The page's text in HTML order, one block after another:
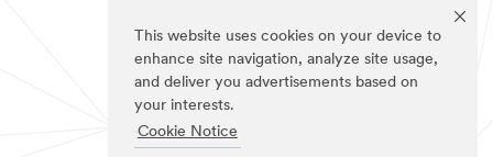
This website uses cookies on your device to
enhance site navigation, analyze site usage,
and deliver you advertisements based on
your interests.
Cookie Notice